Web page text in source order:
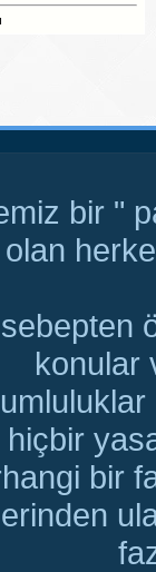
bir "
olan
konular
hiçbir
bir